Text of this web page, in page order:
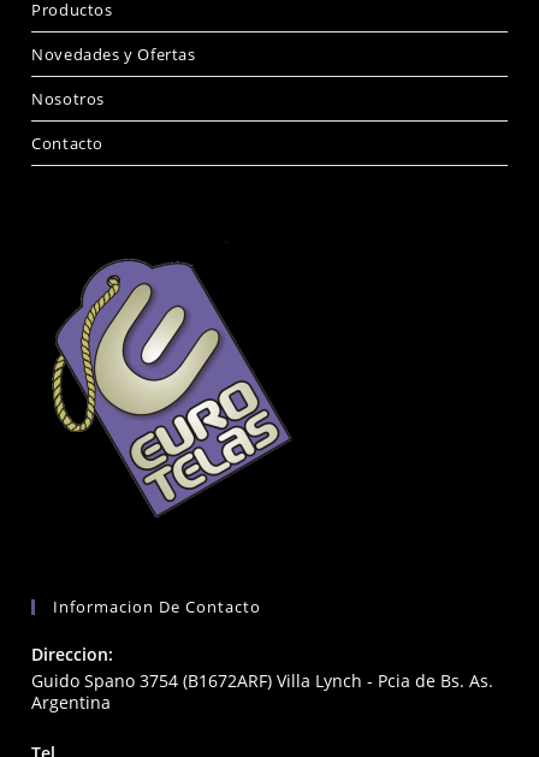
Productos
Novedades y Ofertas
Nosotros
Contacto
Informacion De Contacto
Direccion:
Guido Spano 3754 (B1672ARF) Villa Lynch - Pcia de Bs. As.
Argentina